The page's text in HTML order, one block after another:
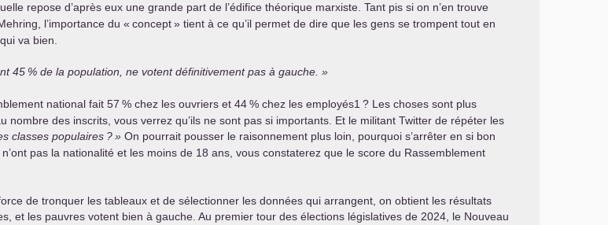
repose d’après eux une grande part de l’édifice théorique marxiste. Tant pis si on n’en trouve
l’importance du « concept» tient à ce qu’il permet de dire que les gens se trompent tout en
va bien.
45 % de la population, ne votent définitivement pas à gauche.
national fait 57 % chez les ouvriers et 44% chez les employés1 ? Les choses sont plus
des inscrits, vous verrez qu’ils ne sont pas si importants. Et le militant Twitter de répéter les
classes populaires ?» On pourrait pousser le raisonnement plus loin, pourquoi s’arrêter en si bon
pas la nationalité et les moins de 18 ans, vous constaterez que le score du Rassemblement
de tronquer les tableaux et de sélectionner les données qui arrangent, on obtient les résultats
et les pauvres votent bien à gauche. Au premier tour des élections législatives de 2024, le Nouveau